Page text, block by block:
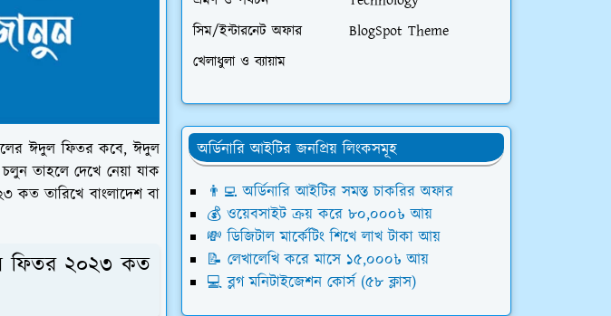
ঈদুল ফিতর কবে, ঈদুল
তাহলে দেখে নেয়া যাক
তারিখে বাংলাদেশ বা
ফিতর ২০২৩ কত
সিম/ইন্টারনেট অফার
BlogSpot Theme
খেলাধুলা ও ব্যায়াম
অর্ডিনারি আইটির জনপ্রিয় লিংকসমূহ
👨‍💻 অর্ডিনারি আইটির সমস্ত চাকরির অফার
💰 ওয়েবসাইট ক্রয় করে ৮০,০০০৳ আয়
💸 ডিজিটাল মার্কেটিং শিখে লাখ টাকা আয়
📝 লেখালেখি করে মাসে ১৫,০০০৳ আয়
💻 ব্লগ মনিটাইজেশন কোর্স (৫৮ ক্লাস)